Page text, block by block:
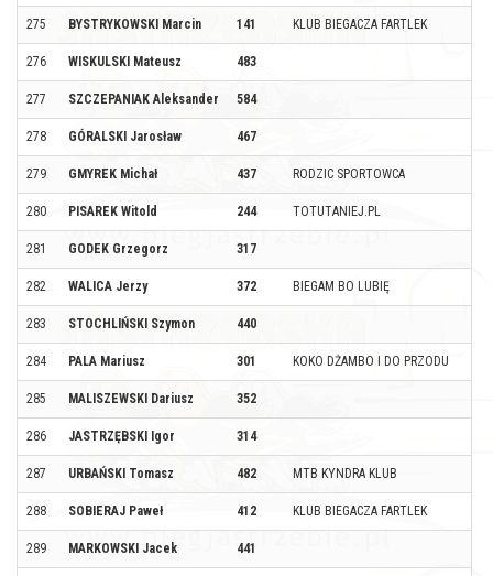
275 BYSTRYKOWSKI Marcin 141 KLUB BIEGACZA FARTLEK
276 WISKULSKI Mateusz 483
277 SZCZEPANIAK Aleksander 584
278 GÓRALSKI Jarosław 467
279 GMYREK Michał 437 RODZIC SPORTOWCA
280 PISAREK Witold 244 TOTUTANIEJ.PL
281 GODEK Grzegorz 317
282 WALICA Jerzy 372 BIEGAM BO LUBIĘ
283 STOCHLIŃSKI Szymon 440
284 PALA Mariusz 301 KOKO DŻAMBO I DO PRZODU
285 MALISZEWSKI Dariusz 352
286 JASTRZĘBSKI Igor 314
287 URBAŃSKI Tomasz 482 MTB KYNDRA KLUB
288 SOBIERAJ Paweł 412 KLUB BIEGACZA FARTLEK
289 MARKOWSKI Jacek 441